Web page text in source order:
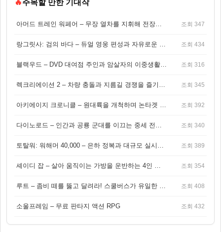
🔥주목할 만한 기대작
아머드 트레인 워페어 – 무장 열차를 지휘해 전장을 돌파하는 생존 전투 게임 조회 347
랑그릿사: 검의 바다 – 듀얼 영웅 편성과 자유로운 탐험을 결합한 판타지 전략 RPG 조회 434
블랙우드 – DVD 대여점 주인과 암살자의 이중생활을 그린 3인칭 액션 스릴러 게임 조회 316
렉크리에이션 2 – 차량 충돌과 지름길 경쟁을 즐기는 오픈월드 아케이드 레이싱 게임 조회 345
아키에이지 크로니클 – 원대륙을 개척하며 논타겟 전투를 즐기는 오픈월드 MMORPG 조회 392
다이노로드 – 인간과 공룡 군대를 이끄는 중세 전략 액션 RPG 조회 340
토탈워: 워해머 40,000 – 은하 정복과 대규모 실시간 전투가 결합된 전략 게임! 조회 389
셰이디 잡 – 살아 움직이는 가방을 운반하는 4인 협동 물리 어드벤처 게임 조회 354
루트 – 좀비 떼를 뚫고 달려라! 스쿨버스가 유일한 집이 되는 4인 협동 생존 게임 조회 408
소울프레임 – 무료 판타지 액션 RPG 조회 432